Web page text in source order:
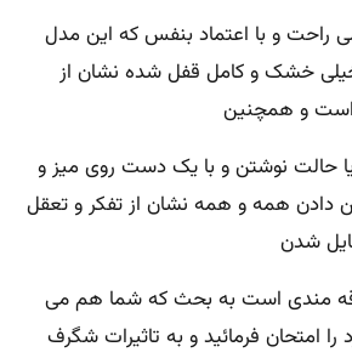
و با اعتماد بنفس که این مدل
خشک و کامل قفل شده نشان از
است و همچنین
حالت نوشتن و با یک دست روی میز و
دادن همه و همه نشان از تفکر و تعقل
شدن
مندی است به بحث که شما هم می
را امتحان فرمائید و به تاثیرات شگرف